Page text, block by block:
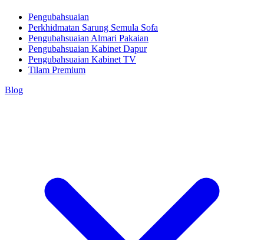
Pengubahsuaian
Perkhidmatan Sarung Semula Sofa
Pengubahsuaian Almari Pakaian
Pengubahsuaian Kabinet Dapur
Pengubahsuaian Kabinet TV
Tilam Premium
Blog